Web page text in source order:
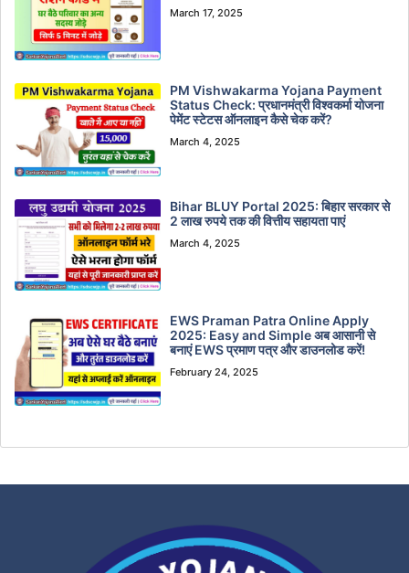
March 17, 2025
PM Vishwakarma Yojana Payment
Status Check: प्रधानमंत्री विश्वकर्मा योजना
पेमेंट स्टेटस ऑनलाइन कैसे चेक करें?
March 4, 2025
Bihar BLUY Portal 2025: बिहार सरकार से
2 लाख रुपये तक की वित्तीय सहायता पाएं
March 4, 2025
EWS Praman Patra Online Apply
2025: Easy and Simple अब आसानी से
बनाएं EWS प्रमाण पत्र और डाउनलोड करें!
February 24, 2025